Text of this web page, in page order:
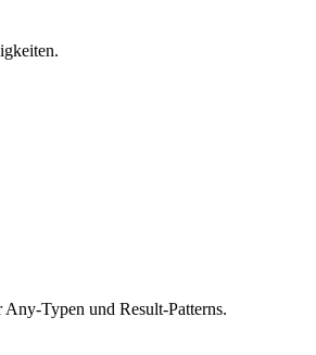
Typen und Result-Patterns.